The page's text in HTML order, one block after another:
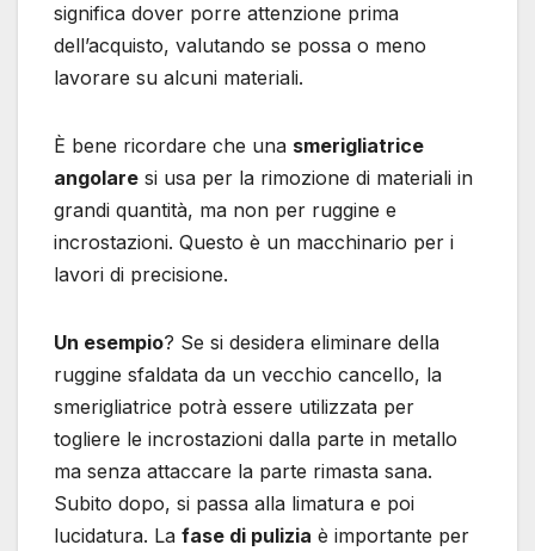
significa dover porre attenzione prima
dell’acquisto, valutando se possa o meno
lavorare su alcuni materiali.
È bene ricordare che una smerigliatrice
angolare si usa per la rimozione di materiali in
grandi quantità, ma non per ruggine e
incrostazioni. Questo è un macchinario per i
lavori di precisione.
Un esempio? Se si desidera eliminare della
ruggine sfaldata da un vecchio cancello, la
smerigliatrice potrà essere utilizzata per
togliere le incrostazioni dalla parte in metallo
ma senza attaccare la parte rimasta sana.
Subito dopo, si passa alla limatura e poi
lucidatura. La fase di pulizia è importante per